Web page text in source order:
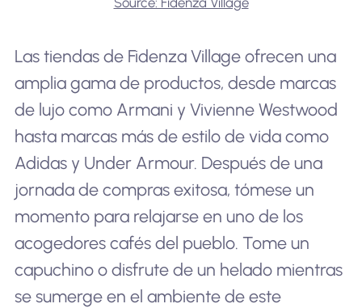
Las tiendas de Fidenza Village ofrecen una
amplia gama de productos, desde marcas
de lujo como Armani y Vivienne Westwood
hasta marcas más de estilo de vida como
Adidas y Under Armour. Después de una
jornada de compras exitosa, tómese un
momento para relajarse en uno de los
acogedores cafés del pueblo. Tome un
capuchino o disfrute de un helado mientras
se sumerge en el ambiente de este